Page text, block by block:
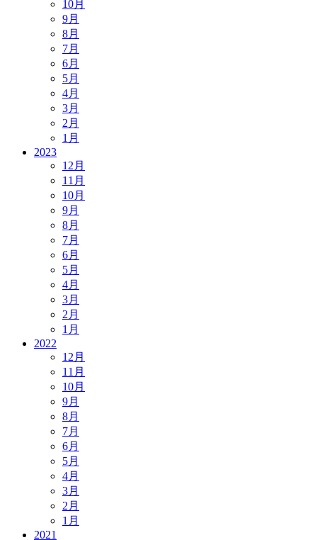
10月
9月
8月
7月
6月
5月
4月
3月
2月
1月
2023
12月
11月
10月
9月
8月
7月
6月
5月
4月
3月
2月
1月
2022
12月
11月
10月
9月
8月
7月
6月
5月
4月
3月
2月
1月
2021